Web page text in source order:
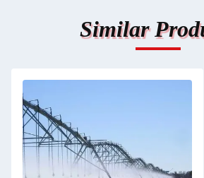
Similar